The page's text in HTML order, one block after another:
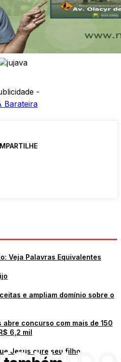
-
Veja Palavras Equivalentes
e ampliam domínio sobre o
abre concurso com mais de 150
6,2 mil
Jesus cure seu filho